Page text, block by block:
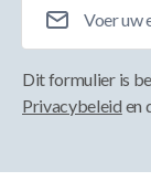
Dit formulier is
Privacybeleid en